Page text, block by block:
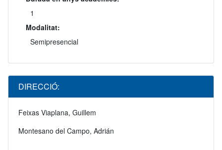
1
Modalitat:
Semipresencial
DIRECCIÓ:
Feixas Viaplana, Guillem
Montesano del Campo, Adrián